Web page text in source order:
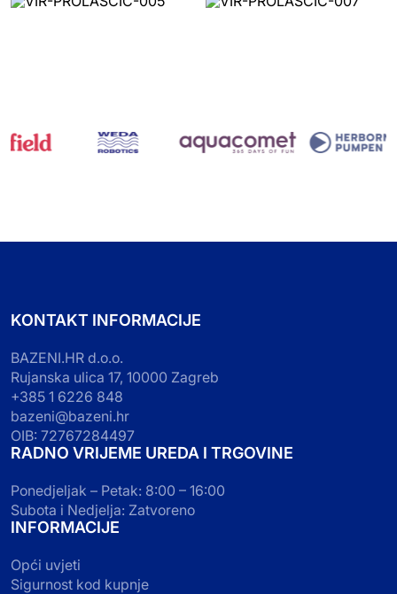
KONTAKT INFORMACIJE
BAZENI.HR d.o.o.
Rujanska ulica 17, 10000 Zagreb
+385 1 6226 848
bazeni@bazeni.hr
OIB: 72767284497
RADNO VRIJEME UREDA I TRGOVINE
Ponedjeljak – Petak: 8:00 – 16:00
Subota i Nedjelja: Zatvoreno
INFORMACIJE
Opći uvjeti
Sigurnost kod kupnje